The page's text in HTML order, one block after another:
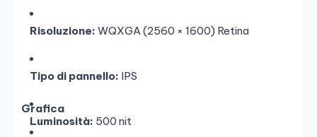
Risoluzione: WQXGA (2560 × 1600) Retina
Tipo di pannello: IPS
Luminosità: 500 nit
Grafica